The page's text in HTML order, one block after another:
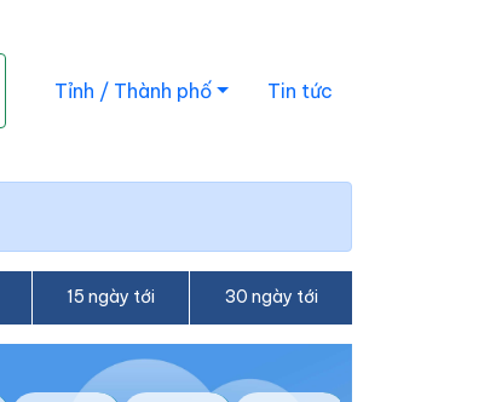
Tỉnh / Thành phố Tin tức
15 ngày tới 30 ngày tới